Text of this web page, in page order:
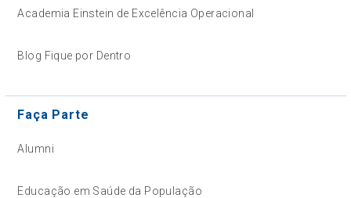
Academia Einstein de Excelência Operacional
Blog Fique por Dentro
Faça Parte
Alumni
Educação em Saúde da População